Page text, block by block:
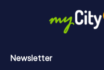
Newsletter